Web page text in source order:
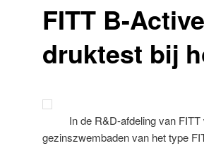
FITT B-
druktest bij
In de R&D-afdeling van
gezinszwembaden van het type